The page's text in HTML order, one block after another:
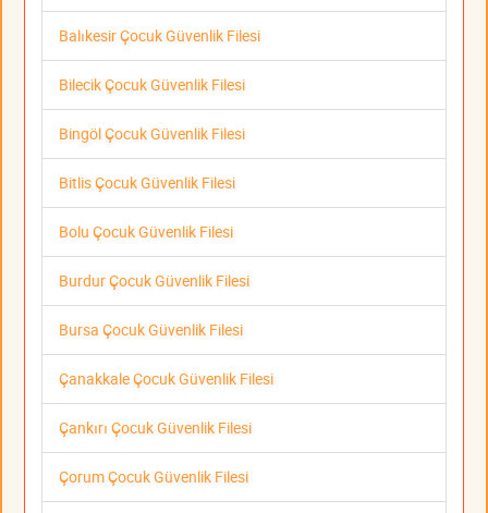
Balıkesir Çocuk Güvenlik Filesi
Bilecik Çocuk Güvenlik Filesi
Bingöl Çocuk Güvenlik Filesi
Bitlis Çocuk Güvenlik Filesi
Bolu Çocuk Güvenlik Filesi
Burdur Çocuk Güvenlik Filesi
Bursa Çocuk Güvenlik Filesi
Çanakkale Çocuk Güvenlik Filesi
Çankırı Çocuk Güvenlik Filesi
Çorum Çocuk Güvenlik Filesi